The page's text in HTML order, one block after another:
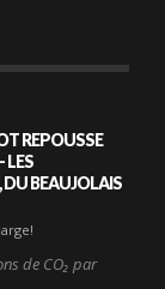
REPOUSSE
LES
BEAUJOLAIS
de CO₂ par